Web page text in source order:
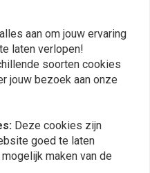
Chrome meter case
bracket for 1 1/2"
aan om jouw ervaring
laten verlopen!
soorten cookies
jouw bezoek aan onze
Deze cookies zijn
goed te laten
maken van de